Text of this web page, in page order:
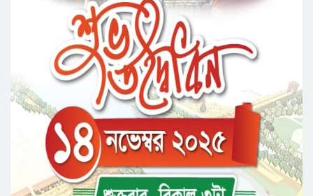
সিকৃবি’তে জুলাই গণ-অভ্যুত্থান দিবস উপলক্ষে
বৃক্ষরোপণ কর্মসুচি পালন
রসময় মেমোরিয়াল উচ্চ বিদ্যালয়ের নতুন ভবনের
উদ্বোধন করলেন মন্ত্রী মুক্তাদির